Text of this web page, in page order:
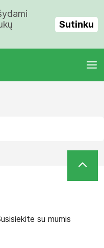
Sutinku
su mumis